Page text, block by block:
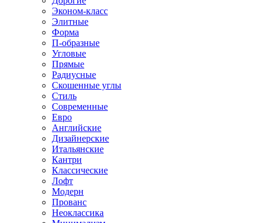
Эконом-класс
Элитные
Форма
П-образные
Угловые
Прямые
Радиусные
Скошенные углы
Стиль
Современные
Евро
Английские
Дизайнерские
Итальянские
Кантри
Классические
Лофт
Модерн
Прованс
Неоклассика